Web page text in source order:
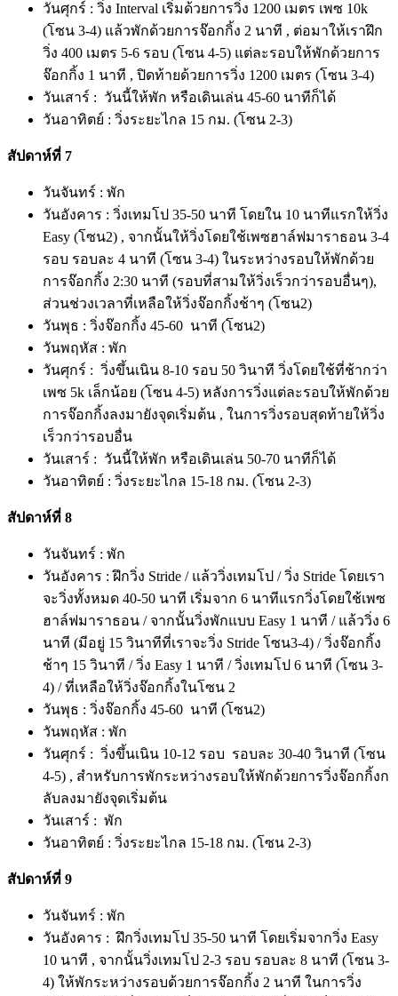
วันศุกร์ : วิ่ง Interval เริ่มด้วยการวิ่ง 1200 เมตร เพซ 10k
(โซน 3-4) แล้วพักด้วยการจ๊อกกิ้ง 2 นาที , ต่อมาให้เราฝึก
วิ่ง 400 เมตร 5-6 รอบ (โซน 4-5) แต่ละรอบให้พักด้วยการ
จ๊อกกิ้ง 1 นาที , ปิดท้ายด้วยการวิ่ง 1200 เมตร (โซน 3-4)
วันเสาร์ : วันนี้ให้พัก หรือเดินเล่น 45-60 นาทีก็ได้
วันอาทิตย์ : วิ่งระยะไกล 15 กม. (โซน 2-3)
สัปดาห์ที่ 7
วันจันทร์ : พัก
วันอังคาร : วิ่งเทมโป 35-50 นาที โดยใน 10 นาทีแรกให้วิ่ง
Easy (โซน2) , จากนั้นให้วิ่งโดยใช้เพซฮาล์ฟมาราธอน 3-4
รอบ รอบละ 4 นาที (โซน 3-4) ในระหว่างรอบให้พักด้วย
การจ๊อกกิ้ง 2:30 นาที (รอบที่สามให้วิ่งเร็วกว่ารอบอื่นๆ),
ส่วนช่วงเวลาที่เหลือให้วิ่งจ๊อกกิ้งช้าๆ (โซน2)
วันพุธ : วิ่งจ๊อกกิ้ง 45-60 นาที (โซน2)
วันพฤหัส : พัก
วันศุกร์ : วิ่งขึ้นเนิน 8-10 รอบ 50 วินาที วิ่งโดยใช้ที่ช้ากว่า
เพซ 5k เล็กน้อย (โซน 4-5) หลังการวิ่งแต่ละรอบให้พักด้วย
การจ๊อกกิ้งลงมายังจุดเริ่มต้น , ในการวิ่งรอบสุดท้ายให้วิ่ง
เร็วกว่ารอบอื่น
วันเสาร์ : วันนี้ให้พัก หรือเดินเล่น 50-70 นาทีก็ได้
วันอาทิตย์ : วิ่งระยะไกล 15-18 กม. (โซน 2-3)
สัปดาห์ที่ 8
วันจันทร์ : พัก
วันอังคาร : ฝึกวิ่ง Stride / แล้ววิ่งเทมโป / วิ่ง Stride โดยเรา
จะวิ่งทั้งหมด 40-50 นาที เริ่มจาก 6 นาทีแรกวิ่งโดยใช้เพซ
ฮาล์ฟมาราธอน / จากนั้นวิ่งพักแบบ Easy 1 นาที / แล้ววิ่ง 6
นาที (มีอยู่ 15 วินาทีที่เราจะวิ่ง Stride โซน3-4) / วิ่งจ๊อกกิ้ง
ช้าๆ 15 วินาที / วิ่ง Easy 1 นาที / วิ่งเทมโป 6 นาที (โซน 3-
4) / ที่เหลือให้วิ่งจ๊อกกิ้งในโซน 2
วันพุธ : วิ่งจ๊อกกิ้ง 45-60 นาที (โซน2)
วันพฤหัส : พัก
วันศุกร์ : วิ่งขึ้นเนิน 10-12 รอบ รอบละ 30-40 วินาที (โซน
4-5) , สำหรับการพักระหว่างรอบให้พักด้วยการวิ่งจ๊อกกิ้งก
ลับลงมายังจุดเริ่มต้น
วันเสาร์ : พัก
วันอาทิตย์ : วิ่งระยะไกล 15-18 กม. (โซน 2-3)
สัปดาห์ที่ 9
วันจันทร์ : พัก
วันอังคาร : ฝึกวิ่งเทมโป 35-50 นาที โดยเริ่มจากวิ่ง Easy
10 นาที , จากนั้นวิ่งเทมโป 2-3 รอบ รอบละ 8 นาที (โซน 3-
4) ให้พักระหว่างรอบด้วยการจ๊อกกิ้ง 2 นาที ในการวิ่ง